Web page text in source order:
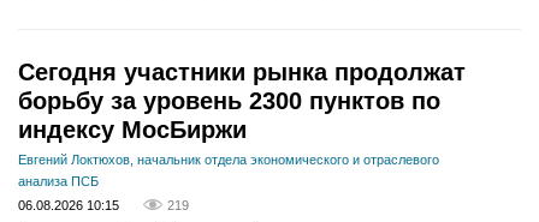
Сегодня участники рынка продолжат
борьбу за уровень 2300 пунктов по
индексу МосБиржи
Евгений Локтюхов, начальник отдела экономического и отраслевого
анализа ПСБ
06.08.2026 10:15
219